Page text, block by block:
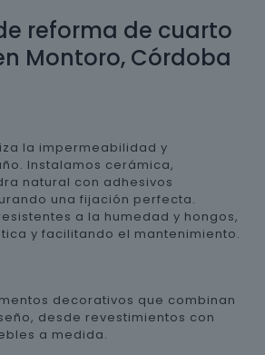
reforma de cuarto
Montoro, Córdoba
la impermeabilidad y
Instalamos cerámica,
natural con adhesivos
una fijación perfecta.
a la humedad y hongos,
y facilitando el mantenimiento.
decorativos que combinan
desde revestimientos con
a medida.